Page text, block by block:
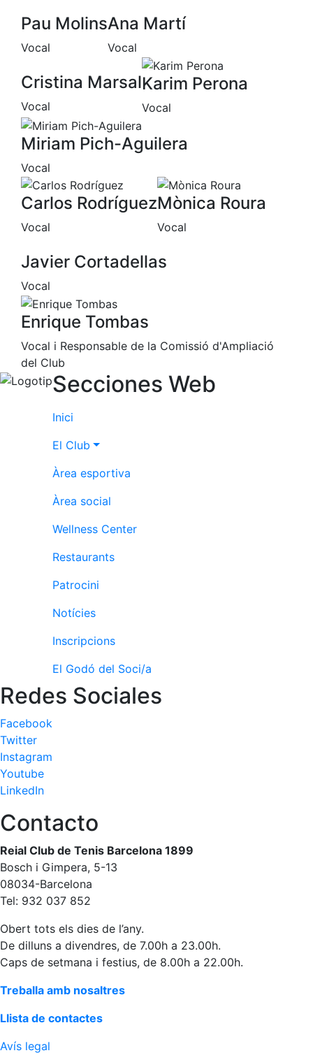
Social
Fotos
Pàdel
Escola de
Pàdel
Social Pàdel
Quadres
de joc
Quadre
Històric
del
Campionat
Social
Normativa
Altres esports
Socials
Sortides
culturals
Conferències
Inspirational
d'Activitats
Penyes del
Wellness
Center
Servei de
Entrenaments
personals
dirigides
Piscina
Normativa
Restaurants
Restaurant
L'Snack
Casa Arilla
Bar
Piscina
Pau Molins
Vocal
Ana Martí
Vocal
Cristina Marsal
Vocal
Karim Perona
Vocal
Miriam Pich-Aguilera
Vocal
Carlos Rodríguez
Vocal
Mònica Roura
Vocal
Javier Cortadellas
Vocal
Enrique Tombas
Vocal i Responsable de la Comissió d'Ampliació
del Club
Secciones Web
Inici
El Club
Àrea esportiva
Àrea social
Wellness Center
Restaurants
Patrocini
Notícies
Inscripcions
El Godó del Soci/a
Redes Sociales
Facebook
Twitter
Instagram
Youtube
LinkedIn
Contacto
Reial Club de Tenis Barcelona 1899
Bosch i Gimpera, 5-13
08034-Barcelona
Tel: 932 037 852
Obert tots els dies de l’any.
De dilluns a divendres, de 7.00h a 23.00h.
Caps de setmana i festius, de 8.00h a 22.00h.
Treballa amb nosaltres
Llista de contactes
Avís legal